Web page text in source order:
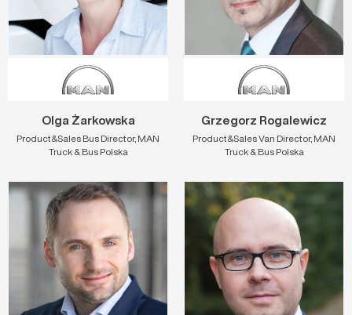
Olga Żarkowska
Product&Sales Bus Director, MAN
Truck & Bus Polska
Grzegorz Rogalewicz
Product&Sales Van Director, MAN
Truck & Bus Polska